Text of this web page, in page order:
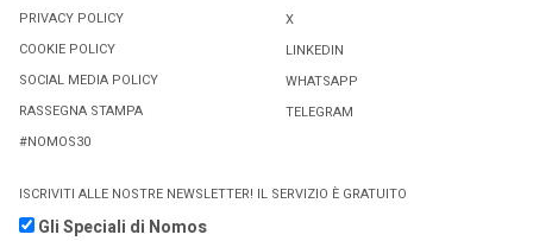
PRIVACY POLICY
COOKIE POLICY
SOCIAL MEDIA POLICY
RASSEGNA STAMPA
#NOMOS30
X
LINKEDIN
WHATSAPP
TELEGRAM
ISCRIVITI ALLE NOSTRE NEWSLETTER! IL SERVIZIO È GRATUITO
Gli Speciali di Nomos